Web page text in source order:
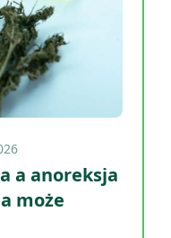
a anoreksja
może